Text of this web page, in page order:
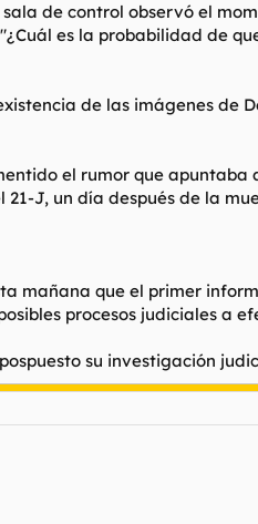
de control observó el
es la probabilidad de
de las imágenes de
el rumor que apuntaba
J, un día después de la
mañana que el primer
procesos judiciales a
su investigación